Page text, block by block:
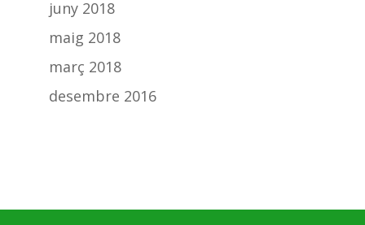
juny 2018
maig 2018
març 2018
desembre 2016